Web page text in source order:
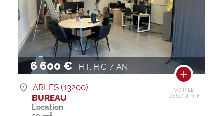
6 600 € H.T. H.C. / AN
VOIR LE
DESCRIPTIF
ARLES (13200)
BUREAU
Location